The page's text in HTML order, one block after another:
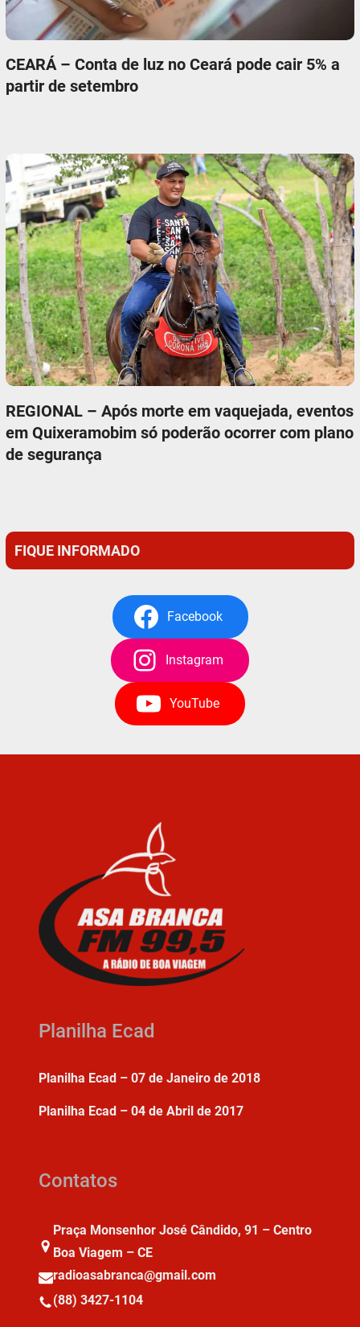
CEARÁ – Conta de luz no Ceará pode cair 5% a
partir de setembro
REGIONAL – Após morte em vaquejada, eventos
em Quixeramobim só poderão ocorrer com plano
de segurança
FIQUE INFORMADO
Facebook
Instagram
YouTube
Planilha Ecad
Planilha Ecad – 07 de Janeiro de 2018
Planilha Ecad – 04 de Abril de 2017
Contatos
Praça Monsenhor José Cândido, 91 – Centro
Boa Viagem – CE
radioasabranca@gmail.com
(88) 3427-1104